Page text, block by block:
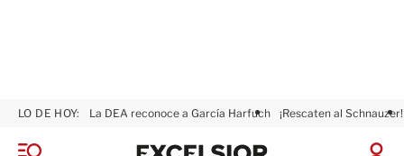
LO DE HOY: La DEA reconoce a García Harfuch ¡Rescaten al Schnauzer!